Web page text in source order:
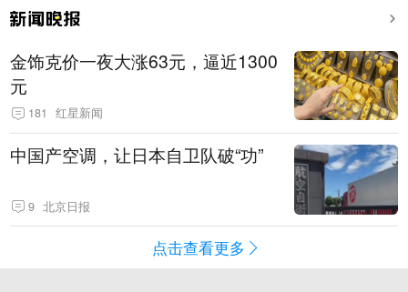
金饰克价一夜大涨63元，逼近1300
元
181 红星新闻
中国产空调，让日本自卫队破“功”
9 北京日报
点击查看更多